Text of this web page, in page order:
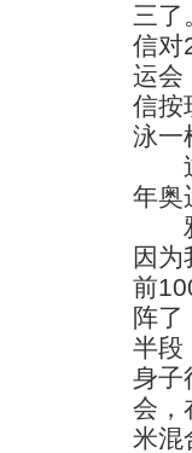
三了
信对
运会
信按
泳一
过
年奥
雅
因
前
阵了
半段
身子
会，
米混